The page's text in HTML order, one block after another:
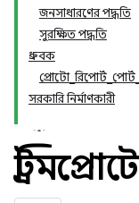
জনসাধারণের পদ্ধতি
সুরক্ষিত পদ্ধতি
ধ্রুবক
সরকারি নির্মাণকারী